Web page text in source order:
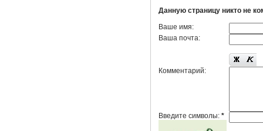
Данную страницу никто не
Ваше имя:
Ваша почта:
Комментарий:
Введите символы:*